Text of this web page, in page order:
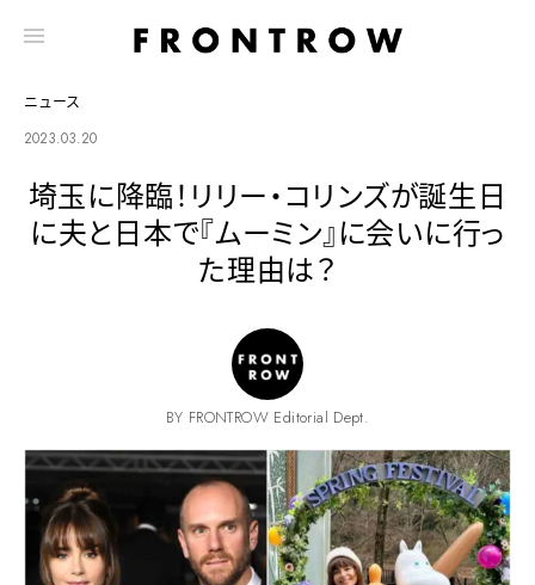
ニュース
2023.03.20
埼玉に降臨！リリー・コリンズが誕生日
に夫と日本で『ムーミン』に会いに行っ
た理由は？
BY FRONTROW Editorial Dept.